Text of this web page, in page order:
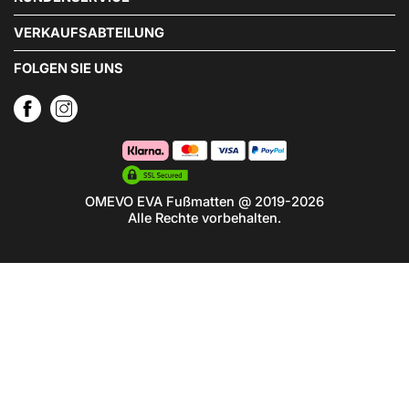
VERKAUFSABTEILUNG
FOLGEN SIE UNS
OMEVO EVA Fußmatten @ 2019-2026
Alle Rechte vorbehalten.